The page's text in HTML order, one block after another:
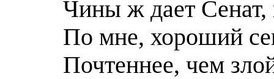
Чины ж дает Сенат,
По мне, хороший
Почтеннее, чем